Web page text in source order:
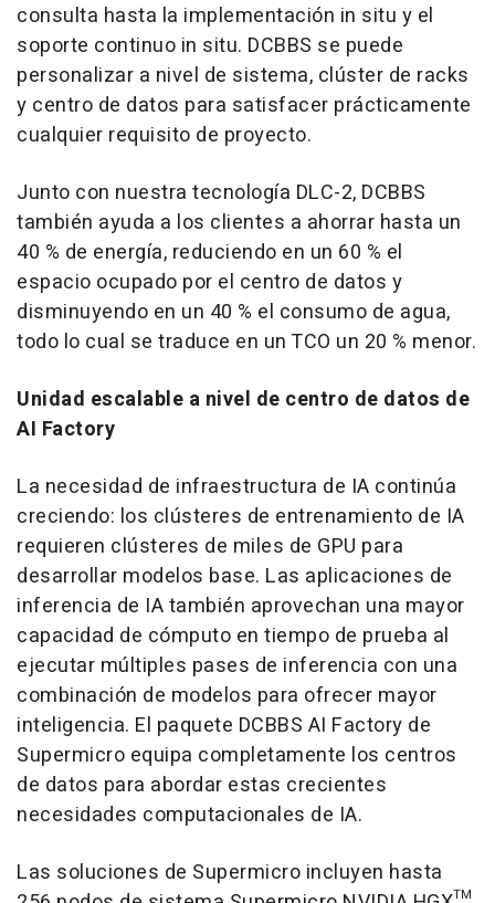
consulta hasta la implementación in situ y el
soporte continuo in situ. DCBBS se puede
personalizar a nivel de sistema, clúster de racks
y centro de datos para satisfacer prácticamente
cualquier requisito de proyecto.
Junto con nuestra tecnología DLC-2, DCBBS
también ayuda a los clientes a ahorrar hasta un
40 % de energía, reduciendo en un 60 % el
espacio ocupado por el centro de datos y
disminuyendo en un 40 % el consumo de agua,
todo lo cual se traduce en un TCO un 20 % menor.
Unidad escalable a nivel de centro de datos de
AI Factory
La necesidad de infraestructura de IA continúa
creciendo: los clústeres de entrenamiento de IA
requieren clústeres de miles de GPU para
desarrollar modelos base. Las aplicaciones de
inferencia de IA también aprovechan una mayor
capacidad de cómputo en tiempo de prueba al
ejecutar múltiples pases de inferencia con una
combinación de modelos para ofrecer mayor
inteligencia. El paquete DCBBS AI Factory de
Supermicro equipa completamente los centros
de datos para abordar estas crecientes
necesidades computacionales de IA.
Las soluciones de Supermicro incluyen hasta